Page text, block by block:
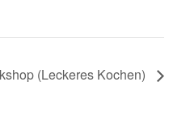
(Leckeres Kochen)